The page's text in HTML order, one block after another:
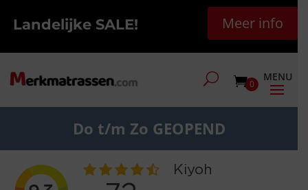
Landelijke SALE! Meer info
0
Do t/m Zo GEOPEND